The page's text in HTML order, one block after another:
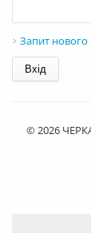
Запит
© 2026